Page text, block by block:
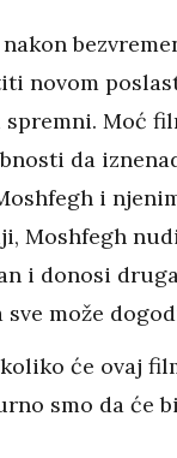
novom
spremni. Moć
da
i
Moshfegh
i donosi
sve može
će ovaj
smo da će